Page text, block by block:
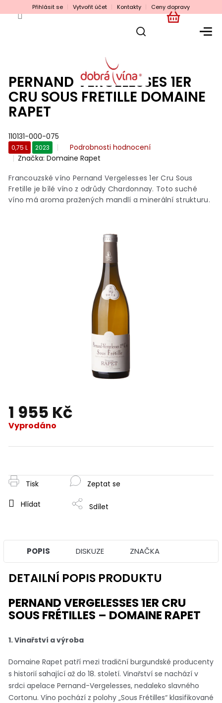
na
Přihlásit se Vytvořit účet Kontakty Ceny dopravy
NÁKUPNÍ
PERNAND VERGELESSES 1ER
CRU SOUS FRETILLE DOMAINE
RAPET
110131-000-075
0,75 L 2023
Průměrné
hodnocení
produktu
je
z
5
Podrobnosti hodnocení
Značka:Domaine Rapet
Francouzské víno Pernand Vergelesses 1er Cru Sous
Fretille je bílé víno z odrůdy Chardonnay. Toto suché
víno má aroma pražených mandlí a minerální strukturu.
1 955 Kč
Vyprodáno
Tisk
Zeptat se
Hlídat Sdílet
POPIS DISKUZE ZNAČKA
DETAILNÍ POPIS PRODUKTU
PERNAND VERGELESSES 1ER CRU
SOUS FRÉTILLES – DOMAINE RAPET
1. Vinařství a výroba
Domaine Rapet patří mezi tradiční burgundské producenty
s historií sahající až do 18. století. Vinařství se nachází v
srdci apelace Pernand-Vergelesses, nedaleko slavného
Cortonu. Víno pochází z polohy „Sous Frétilles“ klasifikované